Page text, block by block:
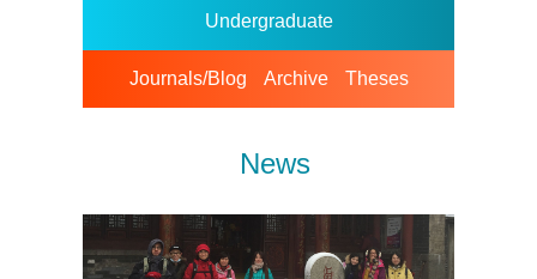
Undergraduate
Journals/Blog Archive Theses
News